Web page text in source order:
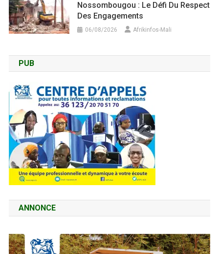
Nossombougou : Le Défi Du Respect
Des Engagements
06/08/2026 Afrikinfos-Mali
PUB
ANNONCE